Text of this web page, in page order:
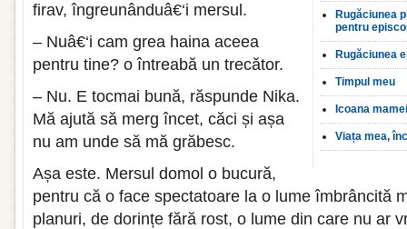
Rugăciunea
pentru
Rugăciunea
Timpul meu
Icoana mamei
Viața mea,
firav, îngreunânduâ€‘i mersul.
– Nuâ€‘i cam grea haina aceea
pentru tine? o întreabă un trecător.
– Nu. E tocmai bună, răspunde Nika.
Mă ajută să merg încet, căci și așa
nu am unde să mă grăbesc.
Așa este. Mersul domol o bucură,
pentru că o face spectatoare la o lume îmbrâncită
planuri, de dorințe fără rost, o lume din care nu ar